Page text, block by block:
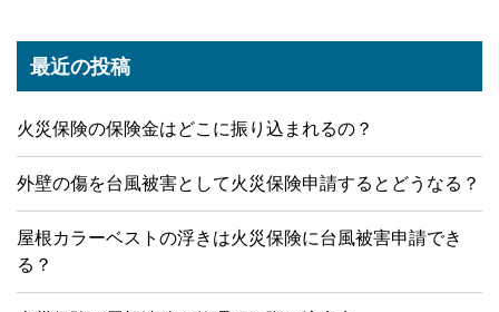
最近の投稿
火災保険の保険金はどこに振り込まれるの？
外壁の傷を台風被害として火災保険申請するとどうなる？
屋根カラーベストの浮きは火災保険に台風被害申請でき
る？